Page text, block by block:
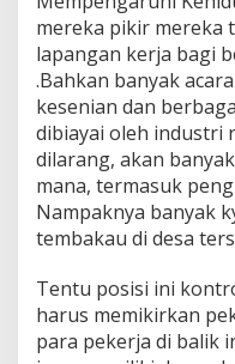
mereka pikir mereka
lapangan kerja bagi
.Bahkan banyak
kesenian dan
dibiayai oleh industri
dilarang, akan
mana, termasuk
Nampaknya banyak
tembakau di desa
Tentu posisi ini
harus memikirkan
para pekerja di balik